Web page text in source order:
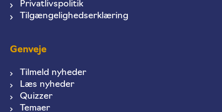
Privatlivspolitik
Tilgængelighedserklæring
Genveje
Tilmeld nyheder
Læs nyheder
Quizzer
Temaer